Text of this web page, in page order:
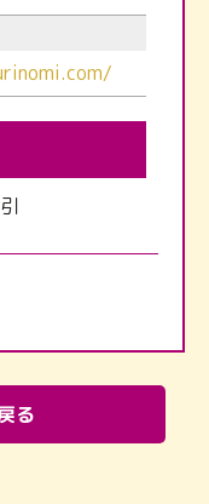
る